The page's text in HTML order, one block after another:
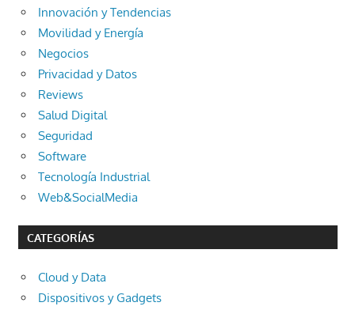
Innovación y Tendencias
Movilidad y Energía
Negocios
Privacidad y Datos
Reviews
Salud Digital
Seguridad
Software
Tecnología Industrial
Web&SocialMedia
CATEGORÍAS
Cloud y Data
Dispositivos y Gadgets